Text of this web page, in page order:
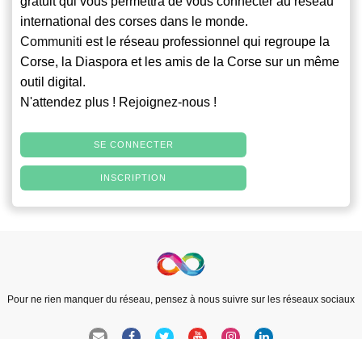
international des corses dans le monde.
Communiti est le réseau professionnel qui regroupe la
Corse, la Diaspora et les amis de la Corse sur un même
outil digital.
N'attendez plus ! Rejoignez-nous !
SE CONNECTER
INSCRIPTION
Pour ne rien manquer du réseau, pensez à nous suivre sur les réseaux sociaux